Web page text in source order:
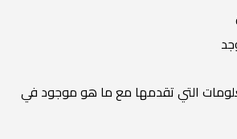
التي تقدمها مع ما هو موجود في